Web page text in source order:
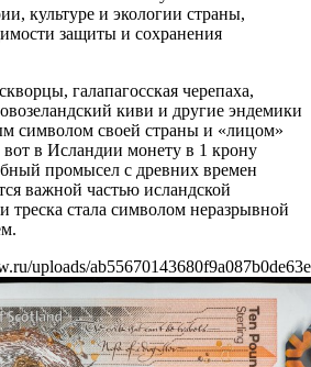
культуре и экологии страны,
защиты и сохранения
галапагосская черепаха,
киви и другие эндемики
символом своей страны и «лицом»
в Исландии монету в 1 крону
промысел с древних времен
важной частью исландской
треска стала символом неразрывной
uploads/